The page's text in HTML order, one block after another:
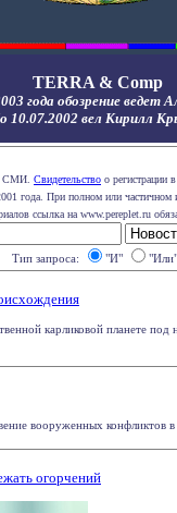
TERRA & Comp
года обозрение ведет
10.07.2002 вел Кирилл
СМИ. Свидетельство о регистрации
года. При полном или частичном
ссылка на www.pereplet.ru
Тип запроса: "И" "Или"
карликовой планете
вооруженных конфликтов
огорчений